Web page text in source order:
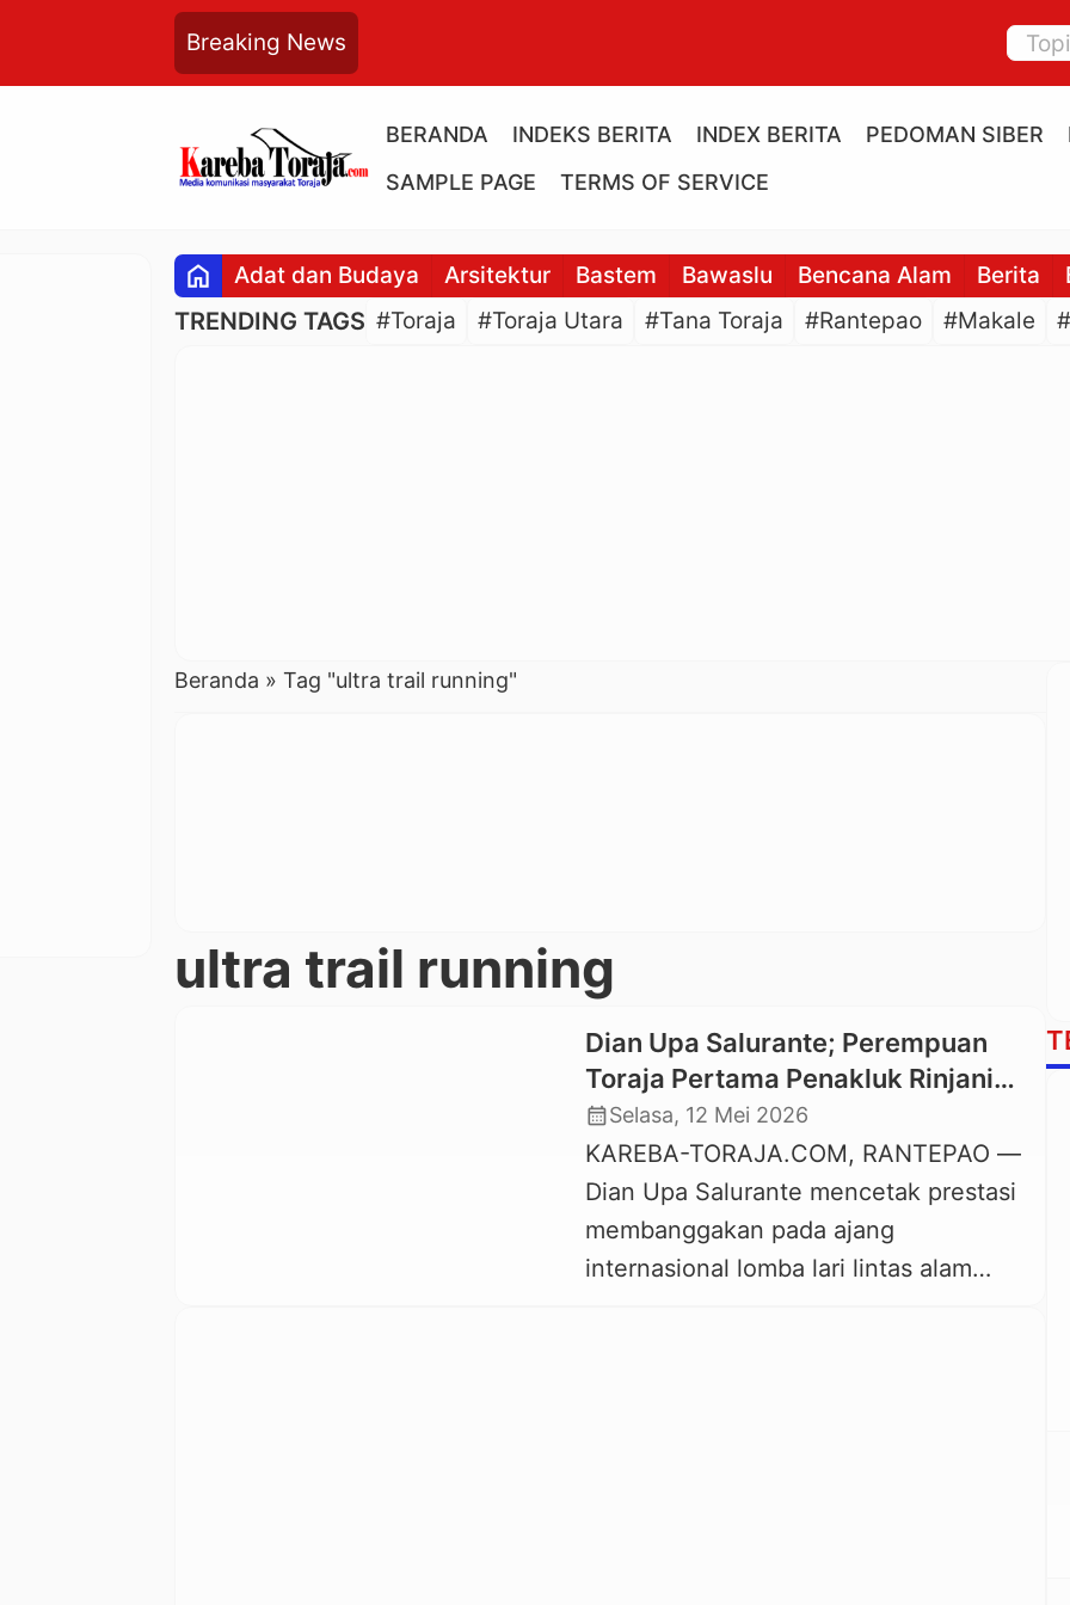
Breaking News
BERANDA INDEKS BERITA INDEX BERITA PEDOMAN SIBER
SAMPLE PAGE
TERMS OF SERVICE
home Adat dan Budaya Arsitektur Bastem Bawaslu Bencana Alam Berita
TRENDING TAGS #Toraja #Toraja Utara #Tana Toraja #Rantepao #Makale
Beranda » Tag "ultra trail running"
ultra trail running
Dian Upa Salurante; Perempuan
Toraja Pertama Penakluk Rinjani
100, Bupati Beri Penghargaan
calendar_monthSelasa, 12 Mei 2026
KAREBA-TORAJA.COM, RANTEPAO —
Dian Upa Salurante mencetak prestasi
membanggakan pada ajang
internasional lomba lari lintas alam